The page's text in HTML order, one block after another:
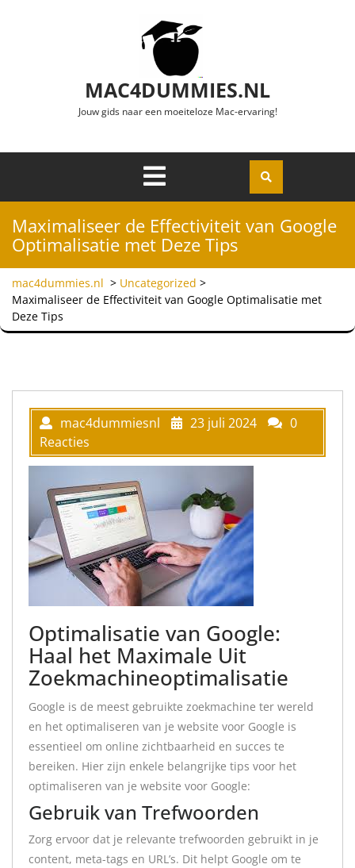
MAC4DUMMIES.NL
Jouw gids naar een moeiteloze Mac-ervaring!
Openen
Maximaliseer de Effectiviteit van Google
Optimalisatie met Deze Tips
mac4dummies.nl > Uncategorized >
Maximaliseer de Effectiviteit van Google Optimalisatie met
Deze Tips
mac4dummiesnl 23 juli 2024
0
Reacties
Optimalisatie van Google:
Haal het Maximale Uit
Zoekmachineoptimalisatie
Google is de meest gebruikte zoekmachine ter wereld
en het optimaliseren van je website voor Google is
essentieel om online zichtbaarheid en succes te
bereiken. Hier zijn enkele belangrijke tips voor het
optimaliseren van je website voor Google:
Gebruik van Trefwoorden
Zorg ervoor dat je relevante trefwoorden gebruikt in je
content, meta-tags en URL’s. Dit helpt Google om te